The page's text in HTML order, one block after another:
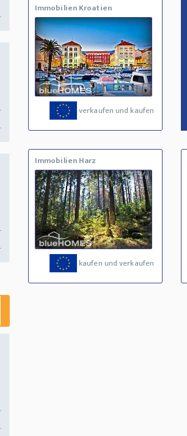
Immobilien Kroatien
verkaufen und kaufen
Immobilien Harz
kaufen und verkaufen